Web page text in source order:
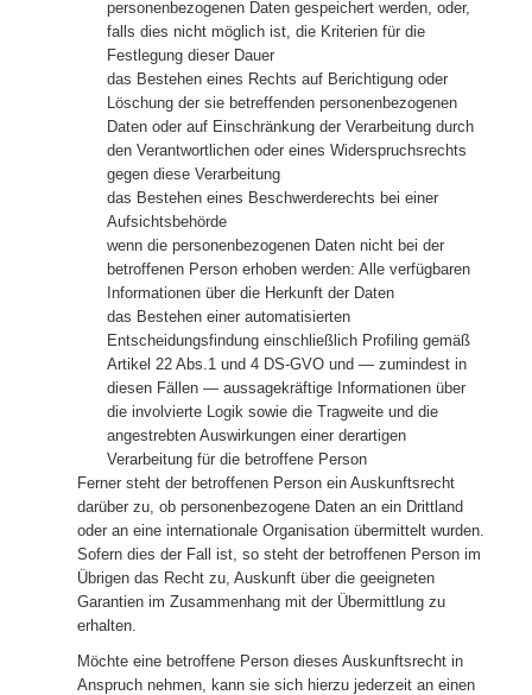
personenbezogenen Daten gespeichert werden, oder,
falls dies nicht möglich ist, die Kriterien für die
Festlegung dieser Dauer
das Bestehen eines Rechts auf Berichtigung oder
Löschung der sie betreffenden personenbezogenen
Daten oder auf Einschränkung der Verarbeitung durch
den Verantwortlichen oder eines Widerspruchsrechts
gegen diese Verarbeitung
das Bestehen eines Beschwerderechts bei einer
Aufsichtsbehörde
wenn die personenbezogenen Daten nicht bei der
betroffenen Person erhoben werden: Alle verfügbaren
Informationen über die Herkunft der Daten
das Bestehen einer automatisierten
Entscheidungsfindung einschließlich Profiling gemäß
Artikel 22 Abs.1 und 4 DS-GVO und — zumindest in
diesen Fällen — aussagekräftige Informationen über
die involvierte Logik sowie die Tragweite und die
angestrebten Auswirkungen einer derartigen
Verarbeitung für die betroffene Person
Ferner steht der betroffenen Person ein Auskunftsrecht
darüber zu, ob personenbezogene Daten an ein Drittland
oder an eine internationale Organisation übermittelt wurden.
Sofern dies der Fall ist, so steht der betroffenen Person im
Übrigen das Recht zu, Auskunft über die geeigneten
Garantien im Zusammenhang mit der Übermittlung zu
erhalten.
Möchte eine betroffene Person dieses Auskunftsrecht in
Anspruch nehmen, kann sie sich hierzu jederzeit an einen